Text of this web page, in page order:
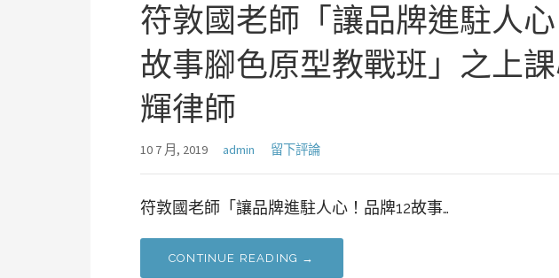
符敦國老師「讓品牌進駐人
故事腳色原型教戰班」之上
輝律師
10 7 月, 2019 admin 留下評論
符敦國老師「讓品牌進駐人心！品牌12故事…
CONTINUE READING →